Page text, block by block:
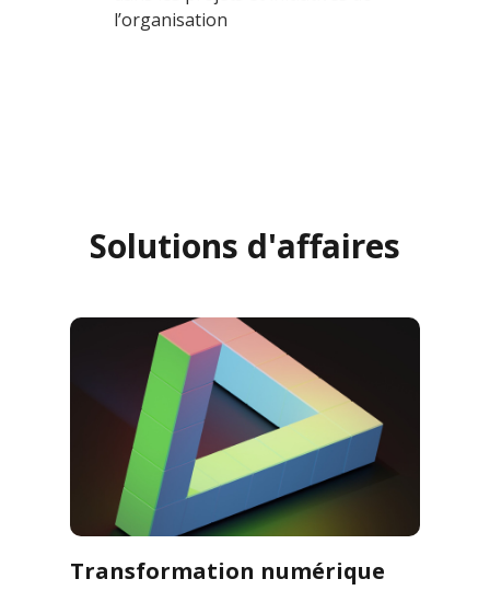
l’organisation
Solutions d'affaires
Transformation numérique